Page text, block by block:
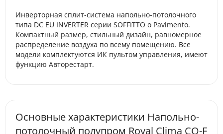
Инверторная сплит-система напольно-потолочного
типа DC EU INVERTER серии SOFFITTO o Pavimento.
Компактный размер, стильный дизайн, равномерное
распределение воздуха по всему помещению. Все
модели комплектуются ИК пультом управления, имеют
функцию Авторестарт.
Основные характеристики Напольно-
потолочный полупром Royal Clima CO-F